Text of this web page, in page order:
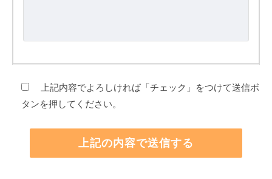
上記内容でよろしければ「チェック」をつけて送信ボ
タンを押してください。